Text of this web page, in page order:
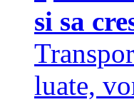
si sa
luate,